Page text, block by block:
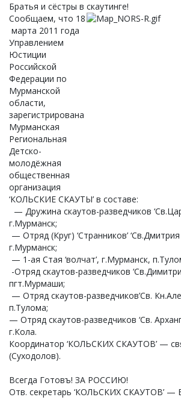
Братья и сёстры в скаутинге!
Сообщаем, что 18
марта 2011 года
Управлением
Юстиции
Российской
Федерации по
Мурманской
области,
зарегистрирована
Мурманская
Региональная
Детско-
молодёжная
общественная
организация
‘КОЛЬСКИЕ СКАУТЫ’ в составе:
— Дружина скаутов-разведчиков
г.Мурманск;
— Отряд (Круг) ‘Странников’ ‘Св.Дмитрия
г.Мурманск;
— 1-ая Стая ‘волчат’, г.Мурманск,
-Отряд скаутов-разведчиков
пгт.Мурмаши;
— Отряд скаутов-разведчиков’Св.
п.Тулома;
— Отряд скаутов-разведчиков ‘Св.
г.Кола.
Координатор ‘КОЛЬСКИХ СКАУТОВ’ —
(Суходолов).
Всегда Готовъ! ЗА РОССИЮ!
Отв. секретарь ‘КОЛЬСКИХ СКАУТОВ’ —